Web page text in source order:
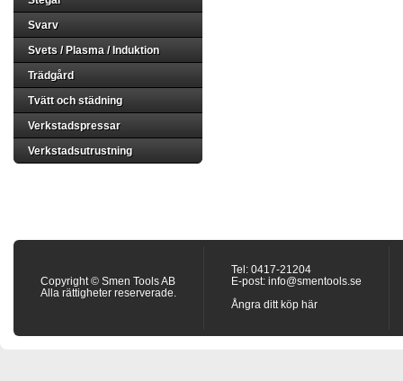
Svarv
Svets / Plasma / Induktion
Trädgård
Tvätt och städning
Verkstadspressar
Verkstadsutrustning
Copyright © Smen Tools AB
Alla rättigheter reserverade.
Tel: 0417-21204
E-post: info@smentools.se
Ångra ditt köp här